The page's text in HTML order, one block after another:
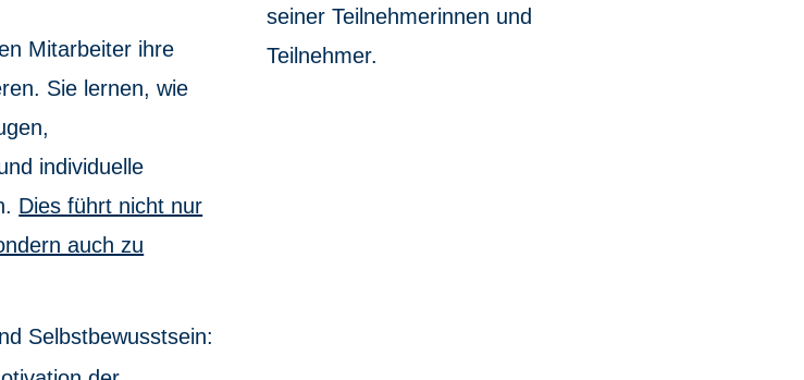
Mitarbeiter ihre
Sie lernen, wie
individuelle
Dies führt nicht nur
auch zu
Selbstbewusstsein:
seiner Teilnehmerinnen und
Teilnehmer.